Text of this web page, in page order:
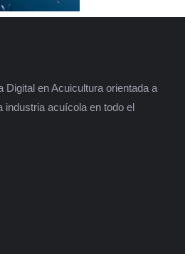
Digital en Acuicultura orientada a
industria acuícola en todo el